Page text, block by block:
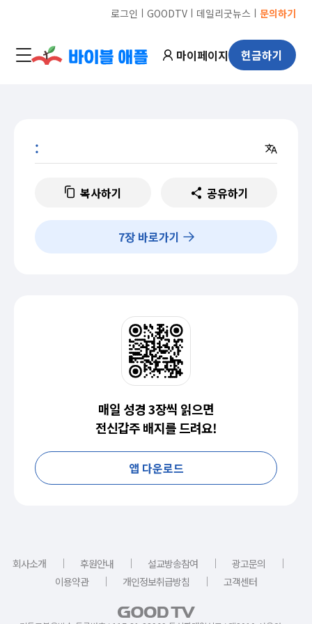
로그인 ㅣ GOODTVㅣ 데일리굿뉴스 ㅣ 문의하기
마이페이지 헌금하기
:
복사하기 공유하기
7장 바로가기
매일 성경 3장씩 읽으면
전신갑주 배지를 드려요!
앱 다운로드
회사소개 ｜ 후원안내 ｜ 설교방송참여 ｜ 광고문의
｜
이용약관
｜ 개인정보취급방침 ｜ 고객센터